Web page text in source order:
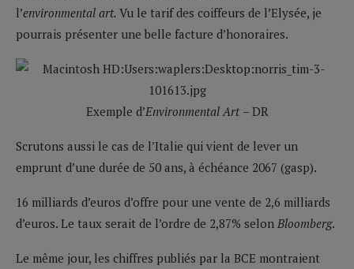
l’environmental art. Vu le tarif des coiffeurs de l’Elysée, je
pourrais présenter une belle facture d’honoraires.
Exemple d’Environmental Art – DR
Scrutons aussi le cas de l’Italie qui vient de lever un
emprunt d’une durée de 50 ans, à échéance 2067 (gasp).
16 milliards d’euros d’offre pour une vente de 2,6 milliards
d’euros. Le taux serait de l’ordre de 2,87% selon Bloomberg.
Le même jour, les chiffres publiés par la BCE montraient